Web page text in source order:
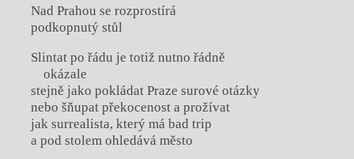
Nad Prahou se rozprostírá
podkopnutý stůl
Slintat po řádu je totiž nutno řádně
okázale
stejně jako pokládat Praze surové otázky
nebo šňupat překocenost a prožívat
jak surrealista, který má bad trip
a pod stolem ohledává město